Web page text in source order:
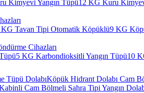
Kimyevi Yangın Tüpü12 KG Kuru
Tavan Tipi Otomatik Köpüklü9 KG
Cihazları
5 KG Karbondioksitli Yangın Tüpü10
Tüpü DolabıKöpük Hidrant Dolabı Cam
Cam Bölmeli Sahra Tipi Yangın